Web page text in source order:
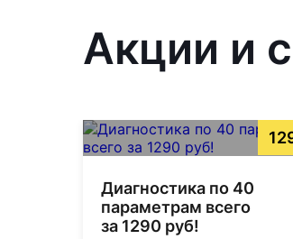
Акции и
Диагностика по 40
параметрам всего
за 1290 руб!